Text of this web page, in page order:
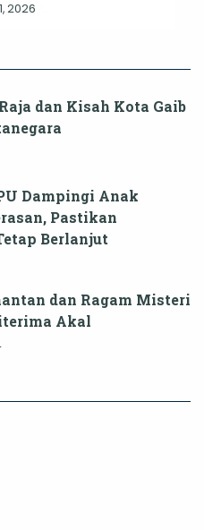
2026
dan Kisah Kota Gaib
Dampingi Anak
Pastikan
Berlanjut
dan Ragam Misteri
Akal